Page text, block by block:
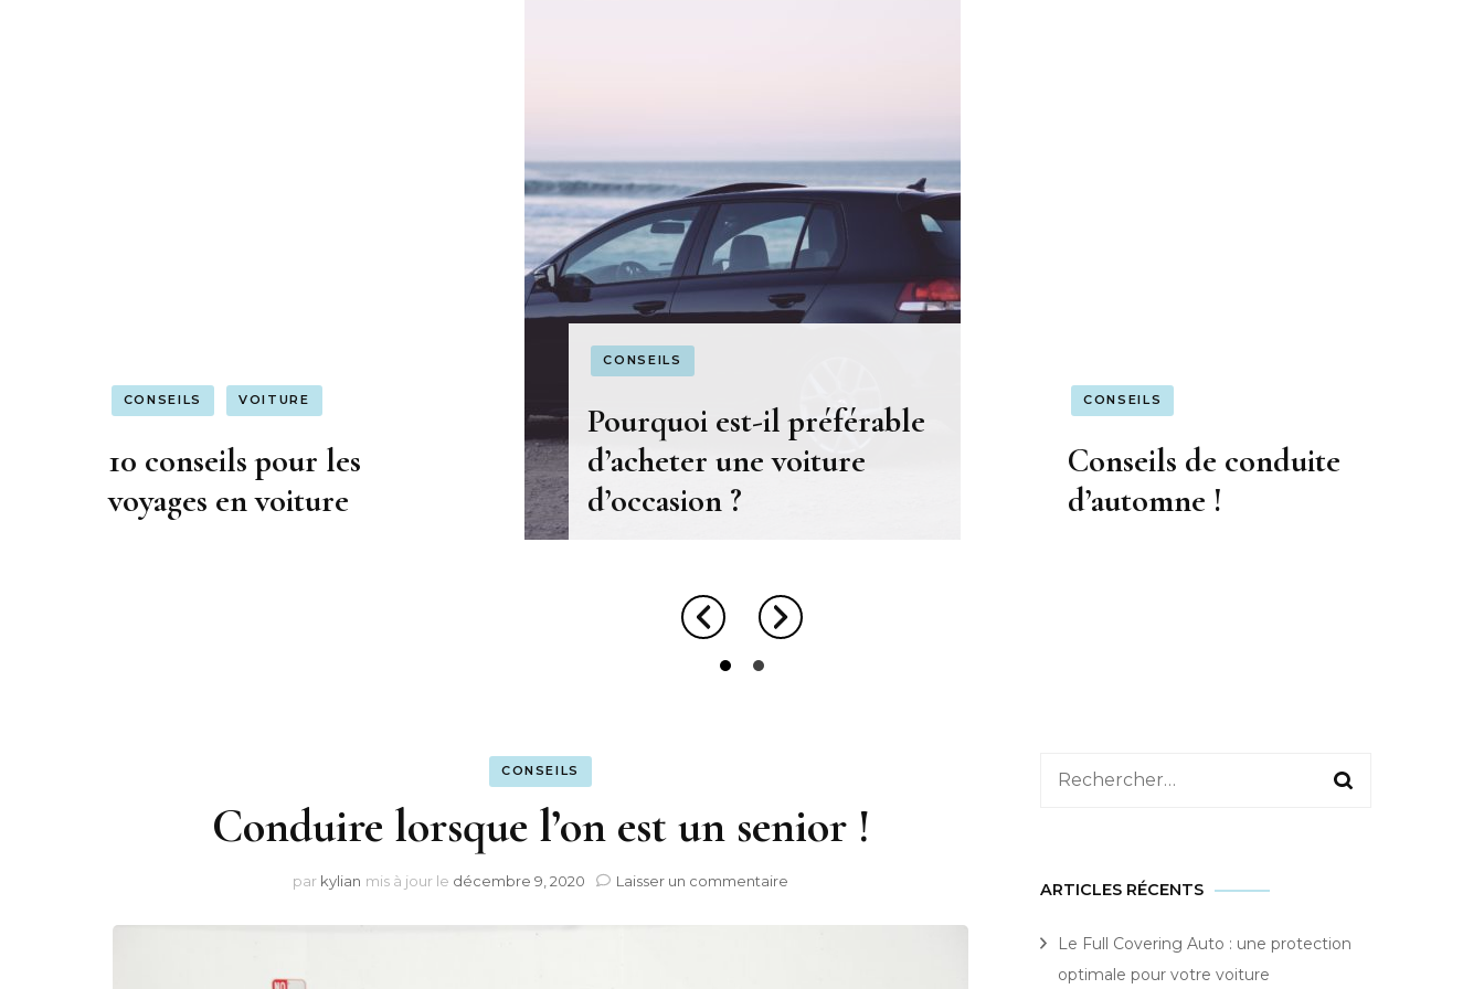
CONSEILS VOITURE
10 conseils pour les
voyages en voiture
CONSEILS
Pourquoi est-il préférable
d’acheter une voiture
d’occasion ?
CONSEILS
Conseils de conduite
d’automne !
CONSEILS
Conduire lorsque l’on est un senior !
par kylian mis à jour le décembre 9, 2020 Laisser un commentaire
lorsque
Rechercher :
ARTICLES RÉCENTS
Le Full Covering Auto : une protection
optimale pour votre voiture